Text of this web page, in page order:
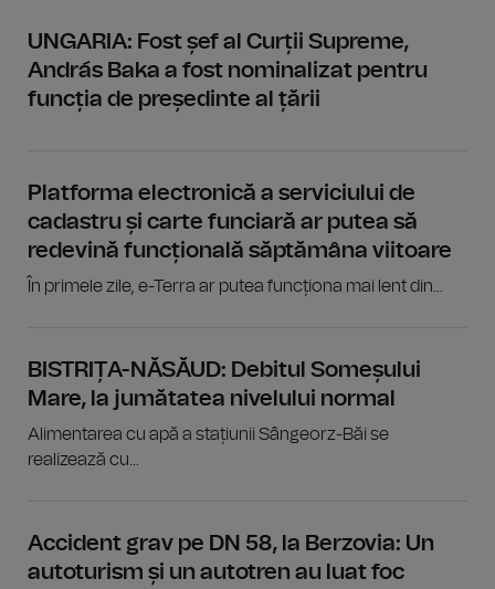
UNGARIA: Fost șef al Curții Supreme,
András Baka a fost nominalizat pentru
funcția de președinte al țării
Platforma electronică a serviciului de
cadastru și carte funciară ar putea să
redevină funcțională săptămâna viitoare
În primele zile, e-Terra ar putea funcționa mai lent din...
BISTRIȚA-NĂSĂUD: Debitul Someșului
Mare, la jumătatea nivelului normal
Alimentarea cu apă a stațiunii Sângeorz-Băi se
realizează cu...
Accident grav pe DN 58, la Berzovia: Un
autoturism și un autotren au luat foc